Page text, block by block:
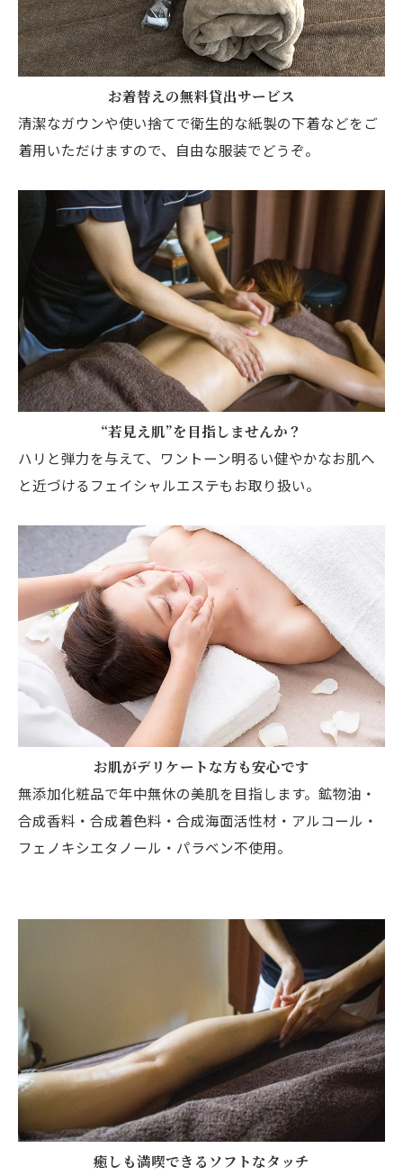
お着替えの無料貸出サービス
清潔なガウンや使い捨てで衛生的な紙製の下着などをご
着用いただけますので、自由な服装でどうぞ。
“若見え肌”を目指しませんか？
ハリと弾力を与えて、ワントーン明るい健やかなお肌へ
と近づけるフェイシャルエステもお取り扱い。
お肌がデリケートな方も安心です
無添加化粧品で年中無休の美肌を目指します。鉱物油・
合成香料・合成着色料・合成海面活性材・アルコール・
フェノキシエタノール・パラベン不使用。
癒しも満喫できるソフトなタッチ